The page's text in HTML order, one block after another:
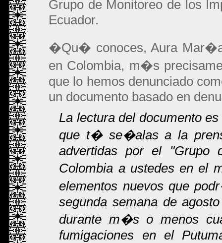
Grupo de Monitoreo de los
Ecuador.
�Qu� conoces, Aura
en Colombia, m�s
que lo hemos denunciado
un documento basado en
La lectura del documento
que t� se�alas a la
advertidas por el "Grupo
Colombia a ustedes en el
elementos nuevos que
segunda semana de
durante m�s o menos
fumigaciones en el